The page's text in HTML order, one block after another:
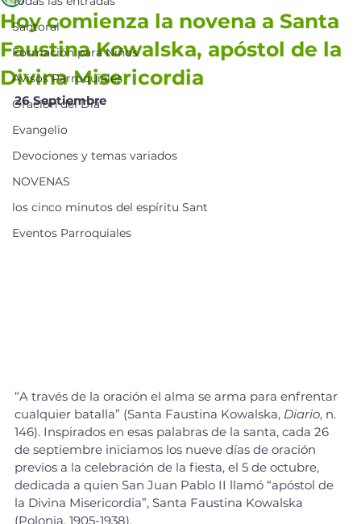
Santoral
Formación para Niños
Avisos Parroquiales
Oración del Día
Evangelio
Devociones y temas variados
NOVENAS
los cinco minutos del espíritu Sant
Eventos Parroquiales
Hoy comienza la novena a Santa
Faustina Kowalska, apóstol de la
Divina Misericordia
26 Septiembre
“A través de la oración el alma se arma para enfrentar
cualquier batalla” (Santa Faustina Kowalska, Diario, n.
146). Inspirados en esas palabras de la santa, cada 26
de septiembre iniciamos los nueve días de oración
previos a la celebración de la fiesta, el 5 de octubre,
dedicada a quien San Juan Pablo II llamó “apóstol de
la Divina Misericordia”, Santa Faustina Kowalska
(Polonia, 1905-1938).